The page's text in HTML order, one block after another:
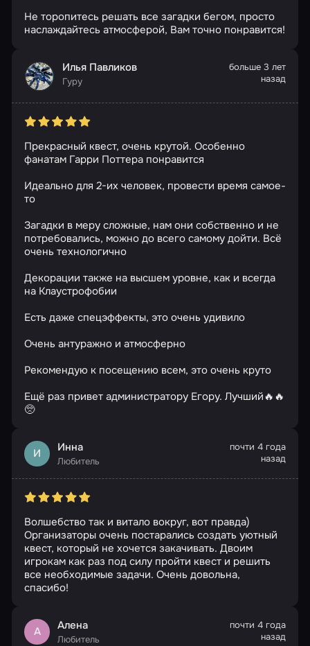
Не торопитесь решать все загадки бегом, просто
наслаждайтесь атмосферой, Вам точно понравится!
Илья Павликов
Гуру
больше 3 лет
назад
Прекрасный квест, очень крутой. Особенно
фанатам Гарри Поттера понравится
Идеально для 2-их человек, провести время самое-
то
Загадки в меру сложные, нам они собственно и не
потребовались, можно до всего самому дойти. Всё
очень технологично
Декорации также на высшем уровне, как и всегда
на Клаустрофобии
Есть даже спецэффекты, это очень удивило
Очень антуражно и атмосферно
Рекомендую к посещению всем, это очень круто
Ещё раз привет администратору Егору. Лучший🔥🔥
🥺
И Инна
Любитель
почти 4 года
назад
Волшебство так и витало вокруг, вот правда)
Организаторы очень постарались создать уютный
квест, который не хочется закачивать. Двоим
игрокам как раз под силу пройти квест и решить
все необходимые задачи. Очень довольна,
спасибо!
А Алена
Любитель
почти 4 года
назад